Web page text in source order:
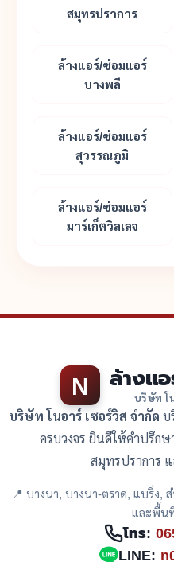
สมุทรปราการ
ล้างแอร์/ซ่อมแอร์
บางพลี
ล้างแอร์/ซ่อมแอร์
สุวรรณภูมิ
ล้างแอร์/ซ่อมแอร์
มาร์เก็ตวิลเลจ
N ล้างแ
บริษัท โ
บริษัท โนอาร์ เซอร์วิส จำกัด บ
ครบวงจร ยินดีให้คำปรึก
สมุทรปราการ
📍 บางนา, บางนา-ตราด, แบริ่ง,
และพื้นที่
โทร:
LINE: